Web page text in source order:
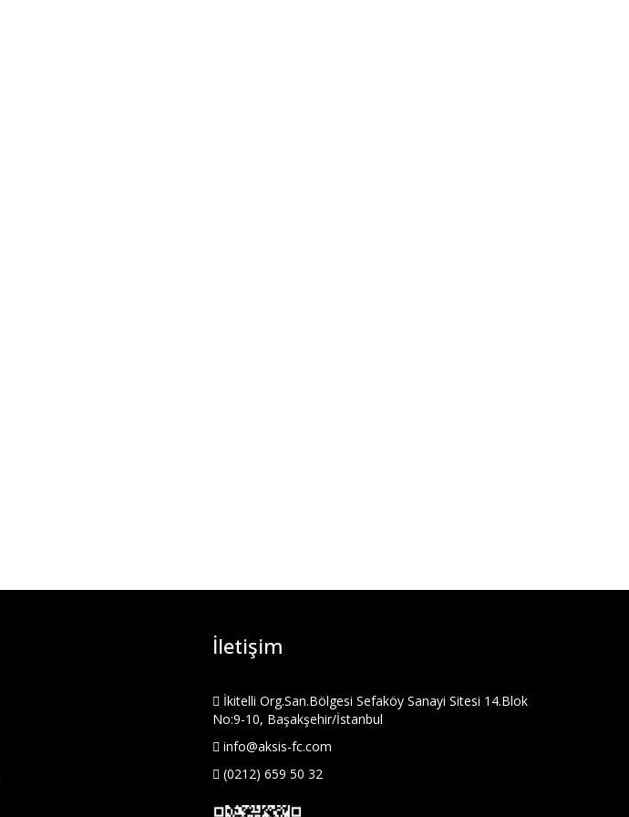
İletişim
İkitelli Org.San.Bölgesi Sefaköy Sanayi Sitesi 14.Blok
No:9-10, Başakşehir/İstanbul
info@aksis-fc.com
(0212) 659 50 32